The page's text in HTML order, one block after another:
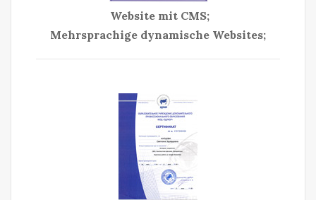
Website mit CMS;
Mehrsprachige dynamische Websites;